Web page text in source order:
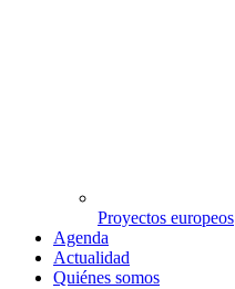
Proyectos europeos
Agenda
Actualidad
Quiénes somos